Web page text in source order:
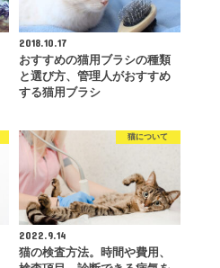
2018.10.17
おすすめの猫用ブラシの種類
と選び方、管理人がおすすめ
する猫用ブラシ
猫について
2022.9.14
猫の検査方法。時間や費用、